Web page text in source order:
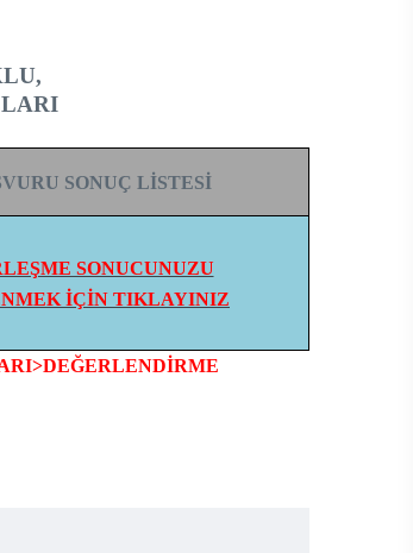
SONUÇ LİSTESİ
SONUCUNUZU
İÇİN TIKLAYINIZ